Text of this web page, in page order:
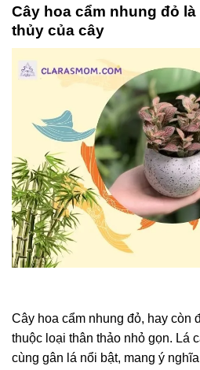
Cây hoa cẩm nhung đỏ
thủy của cây
Cây hoa cẩm nhung đỏ, hay còn
thuộc loại thân thảo nhỏ gọn. Lá
cùng gân lá nổi bật, mang ý